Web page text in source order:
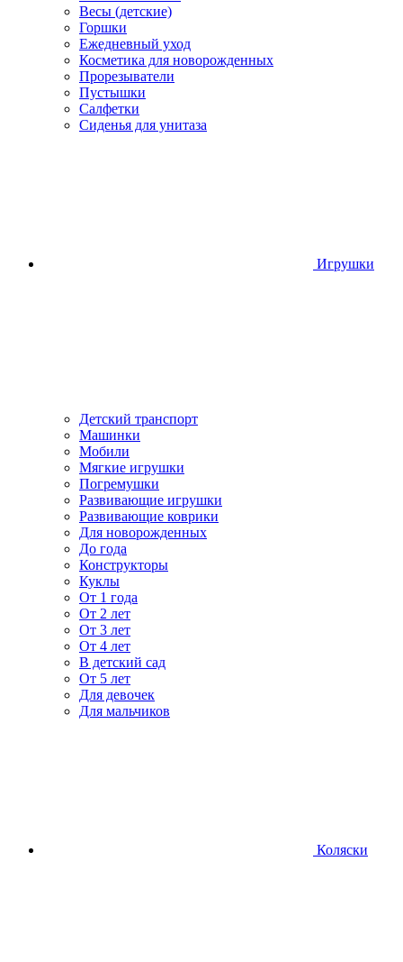
Весы (детские)
Горшки
Ежедневный уход
Косметика для новорожденных
Прорезыватели
Пустышки
Салфетки
Сиденья для унитаза
Игрушки
Детский транспорт
Машинки
Мобили
Мягкие игрушки
Погремушки
Развивающие игрушки
Развивающие коврики
Для новорожденных
До года
Конструкторы
Куклы
От 1 года
От 2 лет
От 3 лет
От 4 лет
В детский сад
От 5 лет
Для девочек
Для мальчиков
Коляски